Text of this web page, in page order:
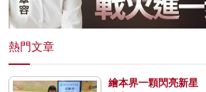
熱門文章
繪本界一顆閃亮新星